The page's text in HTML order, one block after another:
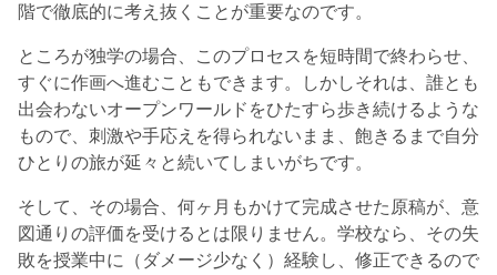
階で徹底的に考え抜くことが重要なのです。
ところが独学の場合、このプロセスを短時間で終わらせ、
すぐに作画へ進むこともできます。しかしそれは、誰とも
出会わないオープンワールドをひたすら歩き続けるような
もので、刺激や手応えを得られないまま、飽きるまで自分
ひとりの旅が延々と続いてしまいがちです。
そして、その場合、何ヶ月もかけて完成させた原稿が、意
図通りの評価を受けるとは限りません。学校なら、その失
敗を授業中に（ダメージ少なく）経験し、修正できるので